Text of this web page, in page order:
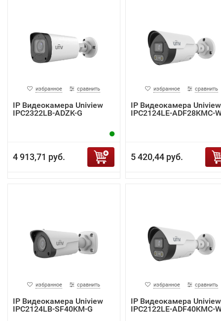
избранное сравнить
IP Видеокамера Uniview
IPC2322LB-ADZK-G
4 913,71 руб.
избранное сравнить
IP Видеокамера Uniview
IPC2124LE-ADF28KMC-
5 420,44 руб.
избранное сравнить
IP Видеокамера Uniview
IPC2124LB-SF40KM-G
избранное сравнить
IP Видеокамера Uniview
IPC2122LE-ADF40KMC-